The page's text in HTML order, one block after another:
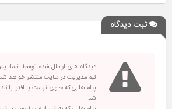
ثبت دیدگاه
دیدگاه های ارسال شده توسط شما،
تیم مدیریت در سایت منتشر خواهد
پیام هایی که حاوی تهمت یا افترا
شد.